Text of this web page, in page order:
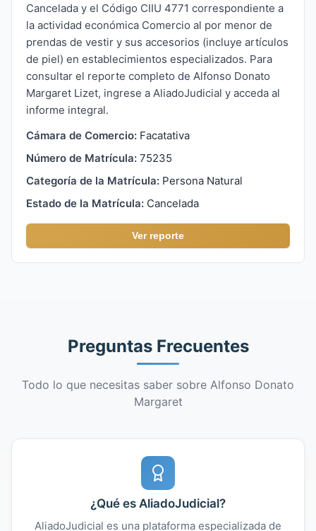
Cancelada y el Código CIIU 4771 correspondiente a
la actividad económica Comercio al por menor de
prendas de vestir y sus accesorios (incluye artículos
de piel) en establecimientos especializados. Para
consultar el reporte completo de Alfonso Donato
Margaret Lizet, ingrese a AliadoJudicial y acceda al
informe integral.
Cámara de Comercio: Facatativa
Número de Matrícula: 75235
Categoría de la Matrícula: Persona Natural
Estado de la Matrícula: Cancelada
Ver reporte
Preguntas Frecuentes
Todo lo que necesitas saber sobre Alfonso Donato
Margaret
¿Qué es AliadoJudicial?
AliadoJudicial es una plataforma especializada de